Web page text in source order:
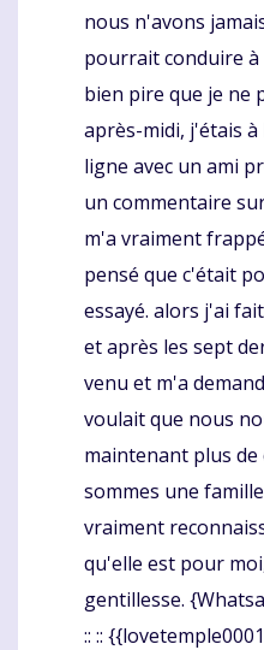
nous n'avons
pourrait conduire à
bien pire que je ne
après-midi, j'étais
ligne avec un ami
un commentaire
m'a vraiment
pensé que c'était
essayé. alors j'ai
et après les sept
venu et m'a
voulait que nous
maintenant plus
sommes une
vraiment
qu'elle est pour
gentillesse.
:: ::